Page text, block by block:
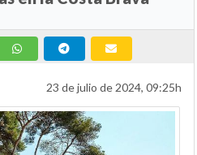
23 de julio de 2024, 09:25h